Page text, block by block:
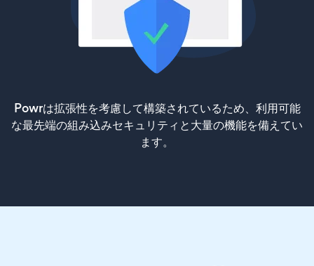
Powrは拡張性を考慮して構築されているため、利用可能
な最先端の組み込みセキュリティと大量の機能を備えてい
ます。